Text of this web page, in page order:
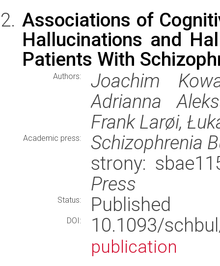
Associations of
Hallucinations and
Patients With
Authors:
Joachim
Adrianna
Frank Larøi,
Academic press:
Schizophrenia
strony:
Press
Status: Published
DOI: 10.1093/
publication